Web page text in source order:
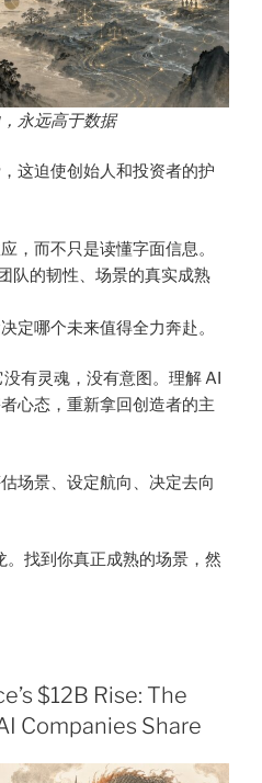
永远高于数据
这迫使创始人和投资者的护
，而不只是读懂字面信息。
队的韧性、场景的真实成熟
定哪个未来值得全力奔赴。
有灵魂，没有意图。理解 AI
心态，重新拿回创造者的主
场景、设定航向、决定去向
。找到你真正成熟的场景，然
$12B Rise: The
Companies Share